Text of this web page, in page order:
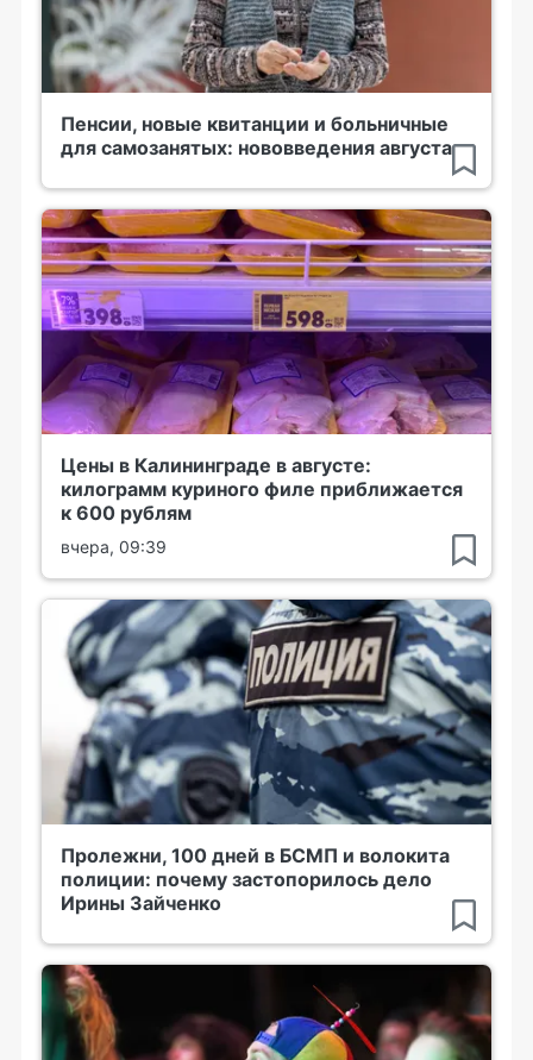
Пенсии, новые квитанции и больничные
для самозанятых: нововведения августа
Цены в Калининграде в августе:
килограмм куриного филе приближается
к 600 рублям
вчера, 09:39
Пролежни, 100 дней в БСМП и волокита
полиции: почему застопорилось дело
Ирины Зайченко